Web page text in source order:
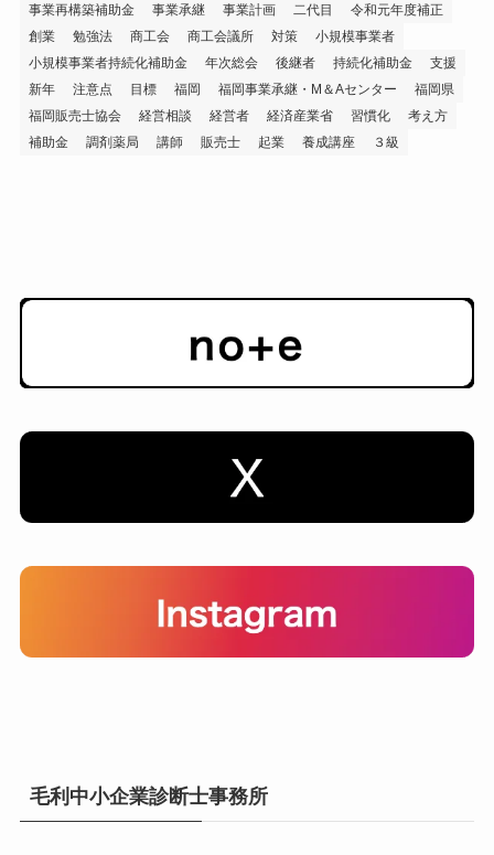
事業再構築補助金
事業承継 事業計画 二代目
令和元年度補正
創業
勉強法 商工会 商工会議所 対策
小規模事業者
小規模事業者持続化補助金
年次総会 後継者 持続化補助金
支援
新年
注意点 目標 福岡 福岡事業承継・M＆Aセンター
福岡県
福岡販売士協会
経営相談 経営者 経済産業省 習慣化
考え方
補助金
調剤薬局 講師 販売士 起業 養成講座 ３級
毛利中小企業診断士事務所